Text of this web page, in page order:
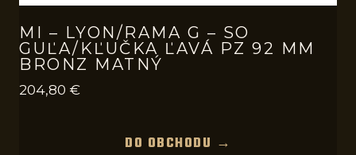
MI – LYON/RAMA G – SO
GUĽA/KĽUČKA ĽAVÁ PZ 92 MM
BRONZ MATNÝ
204,80 €
DO OBCHODU →